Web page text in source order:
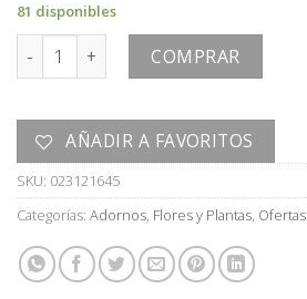
U$S
20,00.
U$S
81 disponibles
FLOR cantidad COMPRAR
AÑADIR A FAVORITOS
SKU: 023121645
Categorías: Adornos, Flores y Plantas, Ofertas